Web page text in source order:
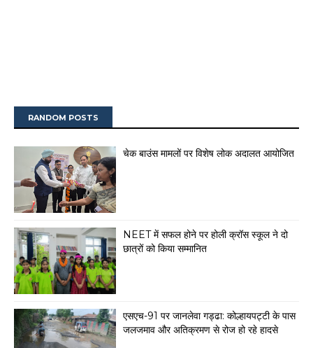
RANDOM POSTS
चेक बाउंस मामलों पर विशेष लोक अदालत आयोजित
NEET में सफल होने पर होली क्रॉस स्कूल ने दो
छात्रों को किया सम्मानित
एसएच-91 पर जानलेवा गड्ढा: कोल्हायपट्टी के पास
जलजमाव और अतिक्रमण से रोज हो रहे हादसे